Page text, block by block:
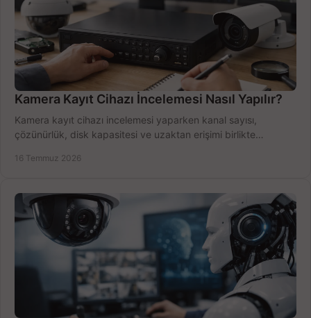
Kamera Kayıt Cihazı İncelemesi Nasıl Yapılır?
Kamera kayıt cihazı incelemesi yaparken kanal sayısı,
çözünürlük, disk kapasitesi ve uzaktan erişimi birlikte
16 Temmuz 2026